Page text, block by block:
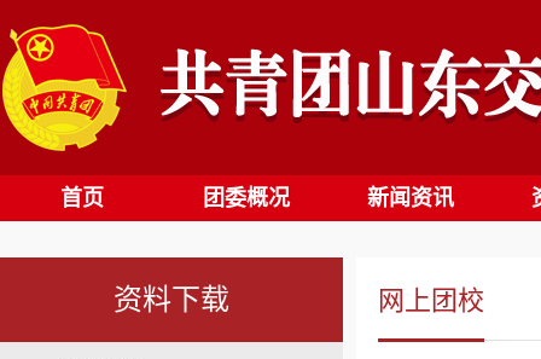
首页 团委概况 新闻资讯
资料下载 网上团校